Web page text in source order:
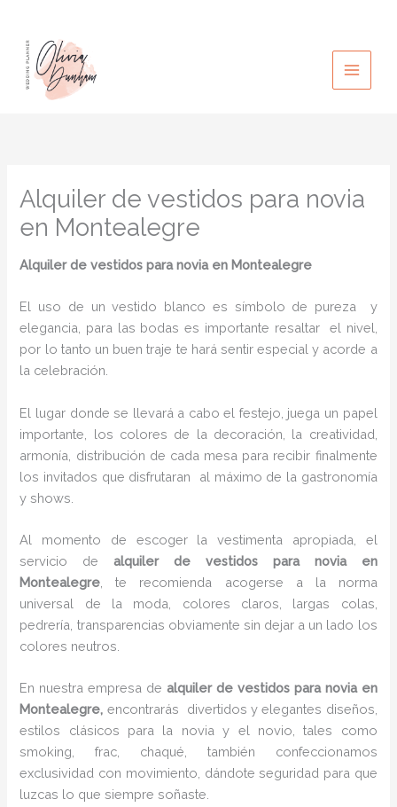
contenido
Alquiler de vestidos para novia
en Montealegre
Alquiler de vestidos para novia en Montealegre
El uso de un vestido blanco es símbolo de pureza y
elegancia, para las bodas es importante resaltar el nivel,
por lo tanto un buen traje te hará sentir especial y acorde a
la celebración.
El lugar donde se llevará a cabo el festejo, juega un papel
importante, los colores de la decoración, la creatividad,
armonía, distribución de cada mesa para recibir finalmente
los invitados que disfrutaran al máximo de la gastronomía
y shows.
Al momento de escoger la vestimenta apropiada, el
servicio dealquiler de vestidos para novia en
Montealegre , te recomienda acogerse a la norma
universal de la moda, colores claros, largas colas,
pedrería, transparencias obviamente sin dejar a un lado los
colores neutros.
En nuestra empresa dealquiler de vestidos para novia en
Montealegre, encontrarás
divertidos y elegantes diseños,
estilos clásicos para la novia y el novio, tales como
smoking, frac, chaqué, también confeccionamos
exclusividad con movimiento, dándote seguridad para que
luzcas lo que siempre soñaste.